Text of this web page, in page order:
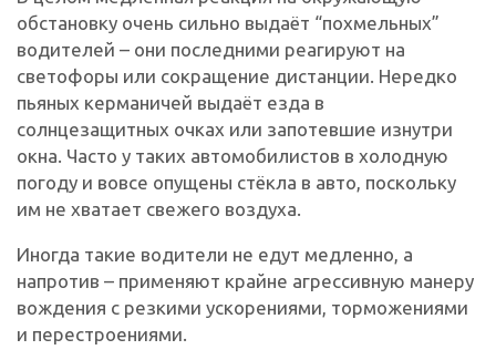
обстановку очень сильно выдаёт “похмельных”
водителей – они последними реагируют на
светофоры или сокращение дистанции. Нередко
пьяных керманичей выдаёт езда в
солнцезащитных очках или запотевшие изнутри
окна. Часто у таких автомобилистов в холодную
погоду и вовсе опущены стёкла в авто, поскольку
им не хватает свежего воздуха.
Иногда такие водители не едут медленно, а
напротив – применяют крайне агрессивную манеру
вождения с резкими ускорениями, торможениями
и перестроениями.